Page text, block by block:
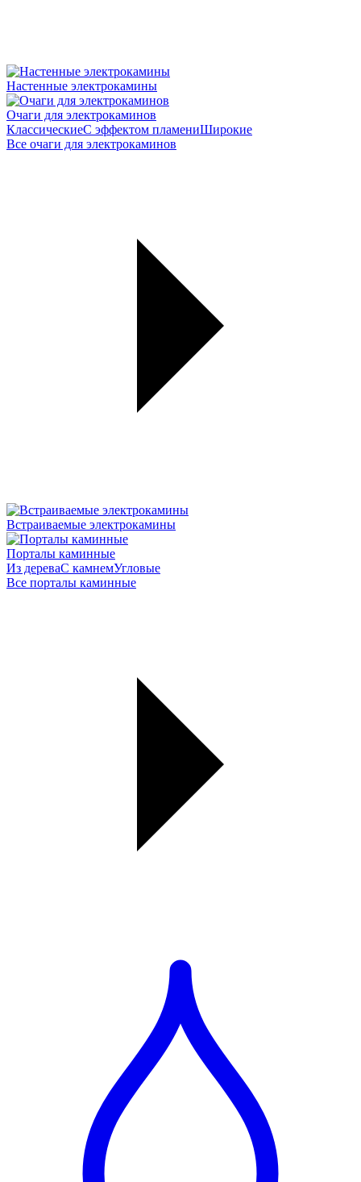
Настенные электрокамины
Очаги для электрокаминов
КлассическиеС эффектом пламениШирокие
Все очаги для электрокаминов
Встраиваемые электрокамины
Порталы каминные
Из дереваС камнемУгловые
Все порталы каминные